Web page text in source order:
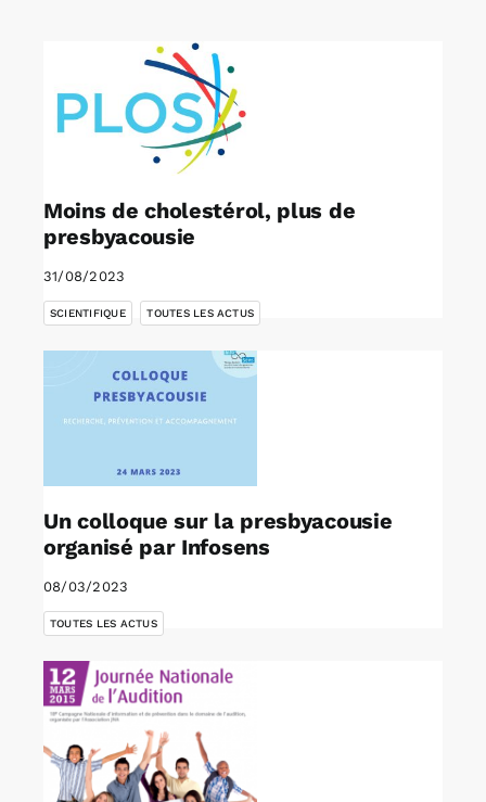
Annonces emploi
Moins de cholestérol, plus de
presbyacousie
31/08/2023
SCIENTIFIQUE TOUTES LES ACTUS
Un colloque sur la presbyacousie
organisé par Infosens
08/03/2023
TOUTES LES ACTUS